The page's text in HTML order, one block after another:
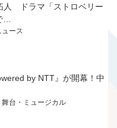
人 ドラマ「ストロベリー
…
ュース
by NTT』が開幕！中
舞台・ミュージカル